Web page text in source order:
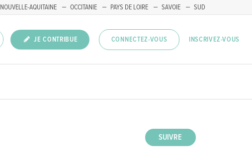
NOUVELLE-AQUITAINE OCCITANIE PAYS DE LOIRE SAVOIE SUD
JE CONTRIBUE CONNECTEZ-VOUS INSCRIVEZ-VOUS
SUIVRE